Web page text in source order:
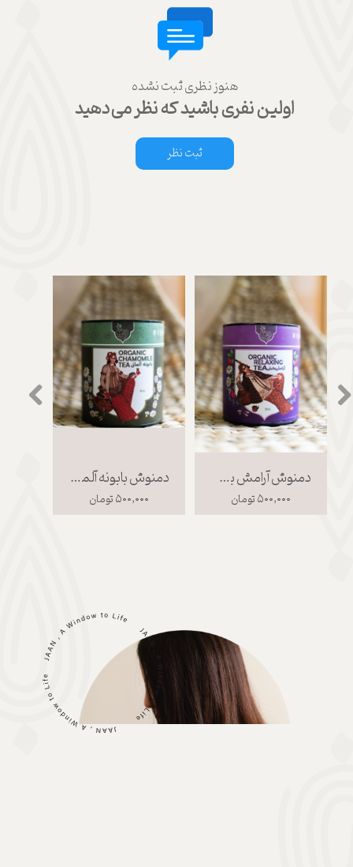
هنوز نظری ثبت نشده
اولین نفری باشید که نظر می‌دهید
ثبت نظر
دمنوش بابونه آلمانی
۵۰۰,۰۰۰ تومان
دمنوش آرامش بخش
۵۰۰,۰۰۰ تومان